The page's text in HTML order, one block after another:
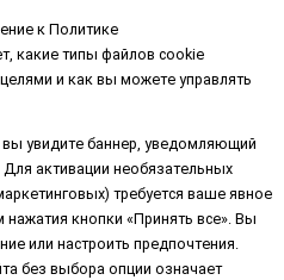
к Политике
какие типы файлов cookie
и как вы можете управлять
увидите баннер, уведомляющий
активации необязательных
требуется ваше явное
нажатия кнопки «Принять все». Вы
или настроить предпочтения.
без выбора опции означает